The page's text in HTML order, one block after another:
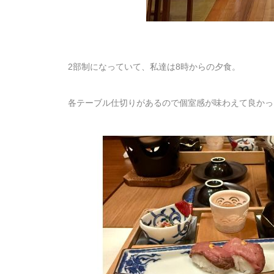
2部制になっていて、私達は8時からの夕食。
各テーブル仕切りがあるので個室感が味わえて良か